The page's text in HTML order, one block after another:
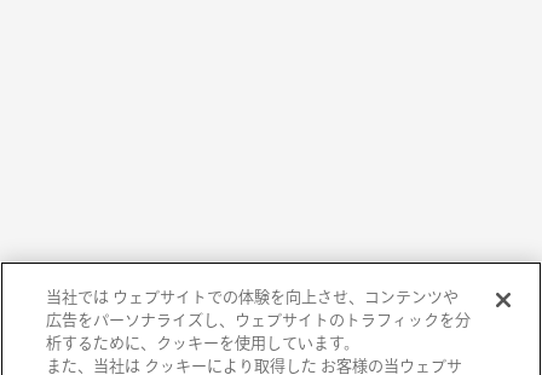
当社では ウェブサイトでの体験を向上させ、コンテンツや
広告をパーソナライズし、ウェブサイトのトラフィックを分
析するために、クッキーを使用しています。
また、当社は クッキーにより取得した お客様の当ウェブサ